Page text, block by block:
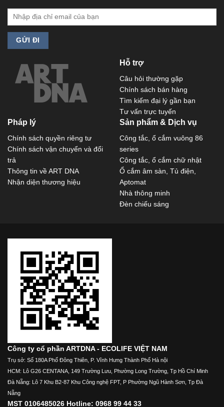
Hỗ trợ
Câu hỏi thường gặp
Chính sách bán hàng
Tìm kiếm đại lý gần bạn
Tư vấn trực tuyến
Pháp lý
Chính sách quyền riêng tư
Chính sách vận chuyển và đổi
trả
Thông tin về ART DNA
Nhận diện thương hiệu
Sản phẩm & Dịch vụ
Công tắc, ổ cắm vuông 86
series
Công tắc, ổ cắm chữ nhật
Ổ cắm âm sàn, Tủ điện,
Aptomat
Nhà thông minh
Đèn chiếu sáng
Công ty cổ phần ARTDNA - ECOLIFE VIỆT NAM
Trụ sở: Số 180A Phố Đông Thiên, P. Vĩnh Hưng Thành Phố Hà nội
HCM: Lô G26 CENTANA, 149 Trường Lưu, Phường Long Trường, Tp Hồ Chí Minh
Đà Nẵng: Lô 7 Khu B2-87 Khu Công nghệ FPT, P Phường Ngũ Hành Sơn, Tp Đà
Nẵng
MST 0106485026 Hotline: 0968 99 44 33